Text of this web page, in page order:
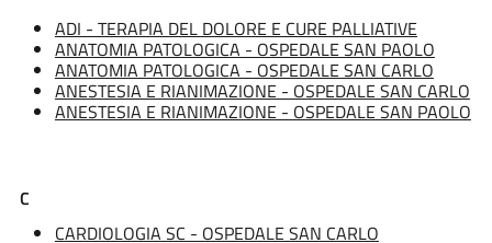
ADI - TERAPIA DEL DOLORE E CURE PALLIATIVE
ANATOMIA PATOLOGICA - OSPEDALE SAN PAOLO
ANATOMIA PATOLOGICA - OSPEDALE SAN CARLO
ANESTESIA E RIANIMAZIONE - OSPEDALE SAN CARLO
ANESTESIA E RIANIMAZIONE - OSPEDALE SAN PAOLO
C
CARDIOLOGIA SC - OSPEDALE SAN CARLO